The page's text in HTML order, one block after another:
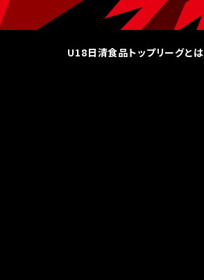
U18日清食品トップリーグとは